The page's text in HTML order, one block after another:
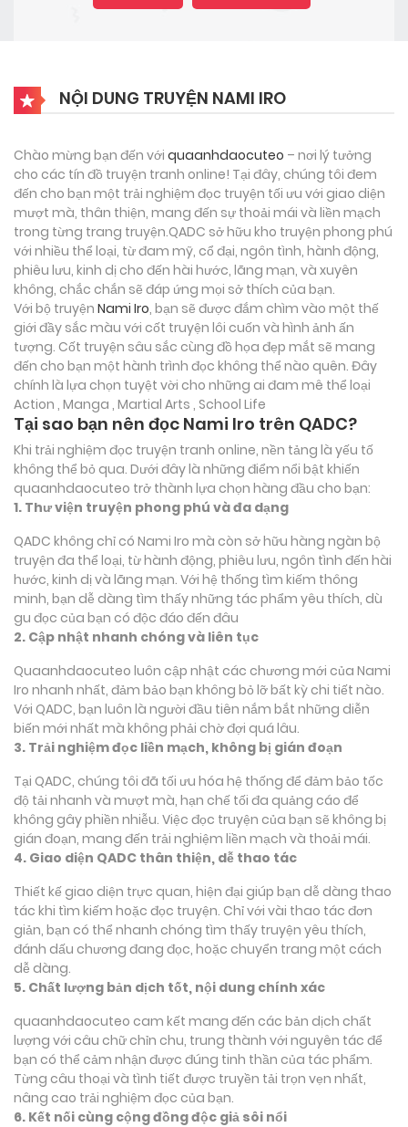
NỘI DUNG TRUYỆN NAMI IRO
Chào mừng bạn đến với quaanhdaocuteo – nơi lý tưởng
cho các tín đồ truyện tranh online! Tại đây, chúng tôi đem
đến cho bạn một trải nghiệm đọc truyện tối ưu với giao diện
mượt mà, thân thiện, mang đến sự thoải mái và liền mạch
trong từng trang truyện.QADC sở hữu kho truyện phong phú
với nhiều thể loại, từ đam mỹ, cổ đại, ngôn tình, hành động,
phiêu lưu, kinh dị cho đến hài hước, lãng mạn, và xuyên
không, chắc chắn sẽ đáp ứng mọi sở thích của bạn.
Với bộ truyện Nami Iro, bạn sẽ được đắm chìm vào một thế
giới đầy sắc màu với cốt truyện lôi cuốn và hình ảnh ấn
tượng. Cốt truyện sâu sắc cùng đồ họa đẹp mắt sẽ mang
đến cho bạn một hành trình đọc không thể nào quên. Đây
chính là lựa chọn tuyệt vời cho những ai đam mê thể loại
Action , Manga , Martial Arts , School Life
Tại sao bạn nên đọc Nami Iro trên QADC?
Khi trải nghiệm đọc truyện tranh online, nền tảng là yếu tố
không thể bỏ qua. Dưới đây là những điểm nổi bật khiến
quaanhdaocuteo trở thành lựa chọn hàng đầu cho bạn:
1. Thư viện truyện phong phú và đa dạng
QADC không chỉ có Nami Iro mà còn sở hữu hàng ngàn bộ
truyện đa thể loại, từ hành động, phiêu lưu, ngôn tình đến hài
hước, kinh dị và lãng mạn. Với hệ thống tìm kiếm thông
minh, bạn dễ dàng tìm thấy những tác phẩm yêu thích, dù
gu đọc của bạn có độc đáo đến đâu
2. Cập nhật nhanh chóng và liên tục
Quaanhdaocuteo luôn cập nhật các chương mới của Nami
Iro nhanh nhất, đảm bảo bạn không bỏ lỡ bất kỳ chi tiết nào.
Với QADC, bạn luôn là người đầu tiên nắm bắt những diễn
biến mới nhất mà không phải chờ đợi quá lâu.
3. Trải nghiệm đọc liền mạch, không bị gián đoạn
Tại QADC, chúng tôi đã tối ưu hóa hệ thống để đảm bảo tốc
độ tải nhanh và mượt mà, hạn chế tối đa quảng cáo để
không gây phiền nhiễu. Việc đọc truyện của bạn sẽ không bị
gián đoạn, mang đến trải nghiệm liền mạch và thoải mái.
4. Giao diện QADC thân thiện, dễ thao tác
Thiết kế giao diện trực quan, hiện đại giúp bạn dễ dàng thao
tác khi tìm kiếm hoặc đọc truyện. Chỉ với vài thao tác đơn
giản, bạn có thể nhanh chóng tìm thấy truyện yêu thích,
đánh dấu chương đang đọc, hoặc chuyển trang một cách
dễ dàng.
5. Chất lượng bản dịch tốt, nội dung chính xác
quaanhdaocuteo cam kết mang đến các bản dịch chất
lượng với câu chữ chỉn chu, trung thành với nguyên tác để
bạn có thể cảm nhận được đúng tinh thần của tác phẩm.
Từng câu thoại và tình tiết được truyền tải trọn vẹn nhất,
nâng cao trải nghiệm đọc của bạn.
6. Kết nối cùng cộng đồng độc giả sôi nổi